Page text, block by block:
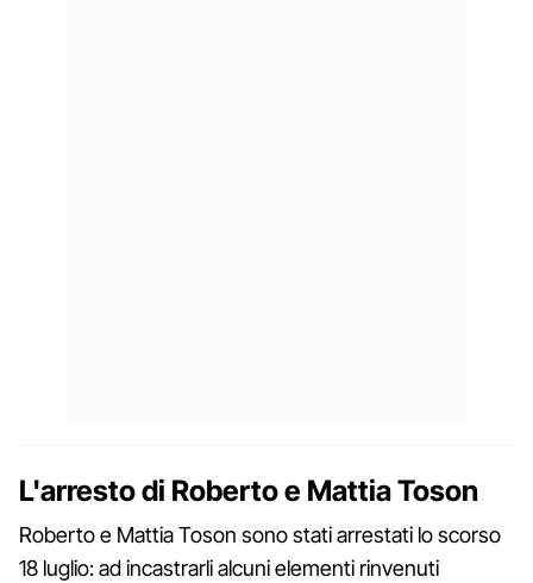
L'arresto di Roberto e Mattia Toson
Roberto e Mattia Toson sono stati arrestati lo scorso
18 luglio: ad incastrarli alcuni elementi rinvenuti